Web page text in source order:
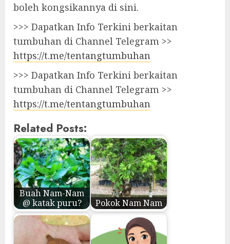
boleh kongsikannya di sini.
>>> Dapatkan Info Terkini berkaitan
tumbuhan di Channel Telegram >>
https://t.me/tentangtumbuhan
>>> Dapatkan Info Terkini berkaitan
tumbuhan di Channel Telegram >>
https://t.me/tentangtumbuhan
Related Posts:
Buah Nam-Nam
@ katak puru?
Pokok Nam Nam